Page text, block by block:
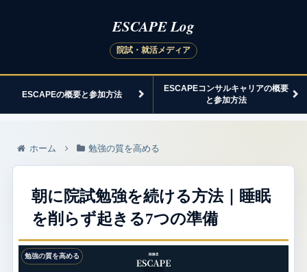
ESCAPEの概要と参加方法
ESCAPEコンサルキャリアの概要
と参加方法
ホーム 勉強の質を高める
朝に院試勉強を続ける方法｜睡眠
を削らず起きる7つの準備
勉強の質を高める